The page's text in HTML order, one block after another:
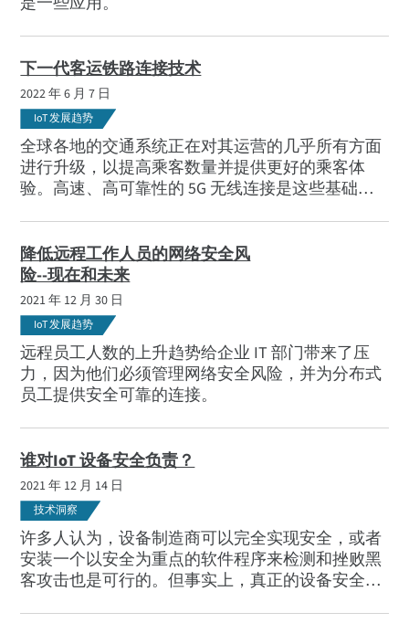
下一代客运铁路连接技术
2022 年 6 月 7 日
IoT 发展趋势
全球各地的交通系统正在对其运营的几乎所有方面
进行升级，以提高乘客数量并提供更好的乘客体
验。高速、高可靠性的 5G 无线连接是这些基础设
降低远程工作人员的网络安全风
险--现在和未来
2021 年 12 月 30 日
IoT 发展趋势
远程员工人数的上升趋势给企业 IT 部门带来了压
力，因为他们必须管理网络安全风险，并为分布式
员工提供安全可靠的连接。
谁对IoT 设备安全负责？
2021 年 12 月 14 日
技术洞察
许多人认为，设备制造商可以完全实现安全，或者
安装一个以安全为重点的软件程序来检测和挫败黑
客攻击也是可行的。但事实上，真正的设备安全是